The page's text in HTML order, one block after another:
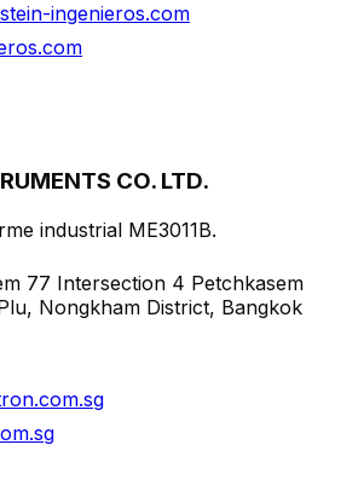
ingenieros.com
CO. LTD.
industrial ME3011B.
77 Intersection 4 Petchkasem
Nongkham District, Bangkok